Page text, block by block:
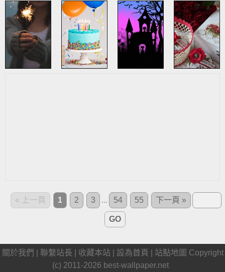
« 上一頁 1 2 3 ... 54 55 下一頁 »
GO
關於我們 | 聯繫站長 收藏本站 設為首頁 站點地圖 Copyright
(c) 2011-2026 best-wallpaper.net